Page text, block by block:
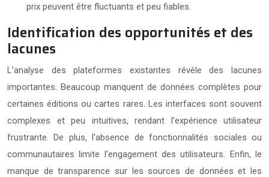
prix peuvent être fluctuants et peu fiables.
Identification des opportunités et des
lacunes
L’analyse des plateformes existantes révèle des lacunes
importantes. Beaucoup manquent de données complètes pour
certaines éditions ou cartes rares. Les interfaces sont souvent
complexes et peu intuitives, rendant l’expérience utilisateur
frustrante. De plus, l’absence de fonctionnalités sociales ou
communautaires limite l’engagement des utilisateurs. Enfin, le
manque de transparence sur les sources de données et les